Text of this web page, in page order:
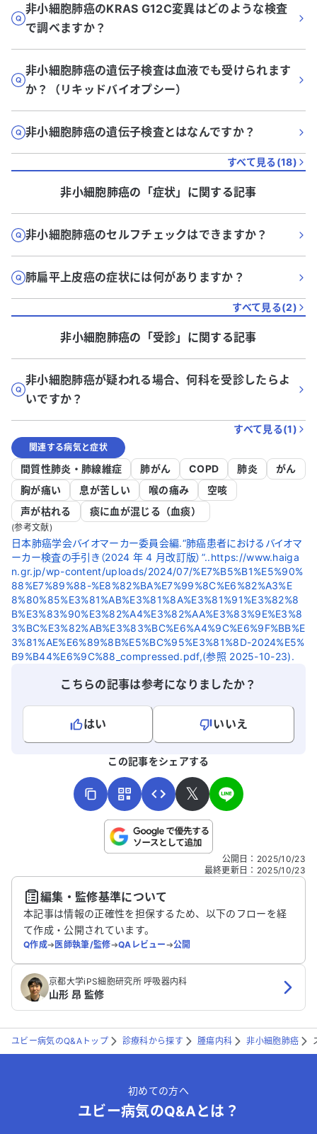
非小細胞肺癌のKRAS G12C変異はどのような検査
で調べますか？
非小細胞肺癌の遺伝子検査は血液でも受けられます
か？（リキッドバイオプシー）
非小細胞肺癌の遺伝子検査とはなんですか？
すべて見る(18)
非小細胞肺癌の「症状」に関する記事
非小細胞肺癌のセルフチェックはできますか？
肺扁平上皮癌の症状には何がありますか？
すべて見る(2)
非小細胞肺癌の「受診」に関する記事
非小細胞肺癌が疑われる場合、何科を受診したらよ
いですか？
すべて見る(1)
関連する病気と症状
間質性肺炎・肺線維症 肺がん COPD 肺炎
がん
胸が痛い
息が苦しい 喉の痛み
空咳
声が枯れる
痰に血が混じる（血痰）
(参考文献)
日本肺癌学会バイオマーカー委員会編.“肺癌患者におけるバイオマ
ーカー検査の手引き（2024 年 4 月改訂版）”..https://www.haiga
n.gr.jp/wp-content/uploads/2024/07/%E7%B5%B1%E5%90%
88%E7%89%88-%E8%82%BA%E7%99%8C%E6%82%A3%E
8%80%85%E3%81%AB%E3%81%8A%E3%81%91%E3%82%8
B%E3%83%90%E3%82%A4%E3%82%AA%E3%83%9E%E3%8
3%BC%E3%82%AB%E3%83%BC%E6%A4%9C%E6%9F%BB%E
3%81%AE%E6%89%8B%E5%BC%95%E3%81%8D-2024%E5%
B9%B44%E6%9C%88_compressed.pdf,(参照 2025-10-23).
こちらの記事は参考になりましたか？
はい
いいえ
こちらは送信専用のフォームです。氏名やご自身の病気の詳細な
送信する
この記事をシェアする
𝕏
公開日 ： 2025/10/23
最終更新日 ： 2025/10/23
編集・監修基準について
本記事は情報の正確性を担保するため、以下のフローを経
て作成・公開されています。
Q作成➔医師執筆/監修➔QAレビュー➔公開
京都大学iPS細胞研究所 呼吸器内科
山形 昂 監修
ユビー病気のQ&Aトップ 診療科から探す 腫瘍内科 非小細胞肺癌
初めての方へ
ユビー病気のQ&Aとは？